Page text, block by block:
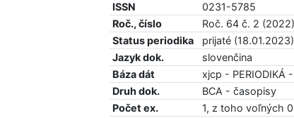
ISSN
0231-5785
Roč., číslo
Roč. 64 č. 2 (2022)
Status periodika
prijaté (18.01.2023)
Jazyk dok.
slovenčina
Báza dát
xjcp - PERIODIKÁ
Druh dok.
BCA - časopisy
Počet ex.
1, z toho voľných